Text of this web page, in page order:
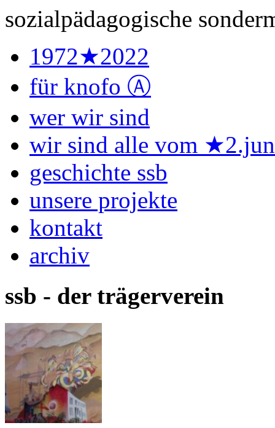
sozialpädagogische
1972★2022
für knofo Ⓐ
wer wir sind
wir sind alle vom
geschichte ssb
unsere projekte
kontakt
archiv
ssb - der trägerverein